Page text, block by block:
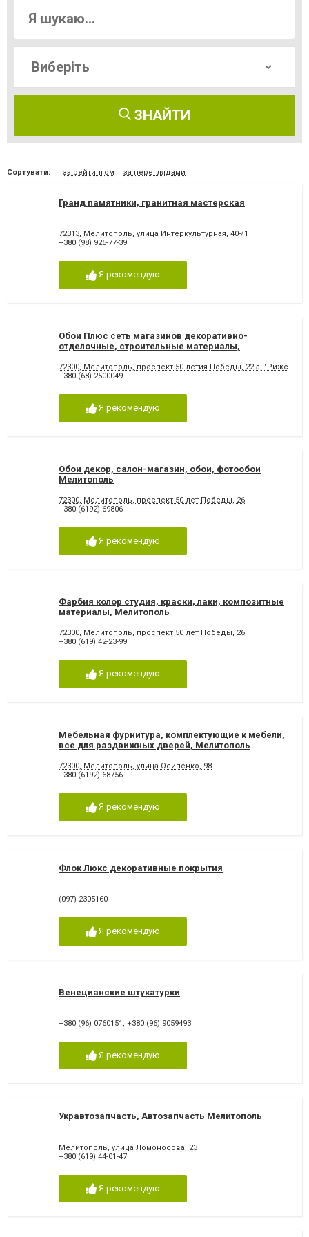
ЗНАЙТИ
Сортувати: за рейтингом за переглядами
Гранд памятники, гранитная мастерская
72313, Мелитополь, улица Интеркультурная, 40-/1
+380 (98) 925-77-39
Я рекомендую
Обои Плюс сеть магазинов декоративно-
отделочные, строительные материалы,
72300, Мелитополь, проспект 50 летия Победы, 22-а,
+380 (68) 2500049
Я рекомендую
Обои декор, салон-магазин, обои, фотообои
Мелитополь
72300, Мелитополь, проспект 50 лет Победы, 26
+380 (6192) 69806
Я рекомендую
Фарбия колор студия, краски, лаки, композитные
материалы, Мелитополь
72300, Мелитополь, проспект 50 лет Победы, 26
+380 (619) 42-23-99
Я рекомендую
Мебельная фурнитура, комплектующие к мебели,
все для раздвижных дверей, Мелитополь
72300, Мелитополь, улица Осипенко, 98
+380 (6192) 68756
Я рекомендую
Флок Люкс декоративные покрытия
(097) 2305160
Я рекомендую
Венецианские штукатурки
+380 (96) 0760151 , +380 (96) 9059493
Я рекомендую
Укравтозапчасть, Автозапчасть Мелитополь
Мелитополь, улица Ломоносова, 23
+380 (619) 44-01-47
Я рекомендую